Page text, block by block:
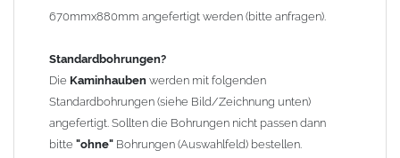
beträgt ca. 25cm bis 30cm. DieKaminhaubekann mit längeren
Stützen bis Höhe 450mm geliefert werden (Aufpreis 42,89 EUR).
Kaminkopfabdeckung
Kaminhaubewirdohne Kaminkopfabdeckung
Kaminkopfabdeckungenfinden Sie unter "Kaminabdeckung
670mmx880mm angefertigt werden (bitte anfragen).
Standardbohrungen?
Die Kaminhauben werden mit folgenden
Standardbohrungen (siehe Bild/Zeichnung unten)
angefertigt. Sollten die Bohrungen nicht passen dann
bitte "ohne" Bohrungen (Auswahlfeld) bestellen.